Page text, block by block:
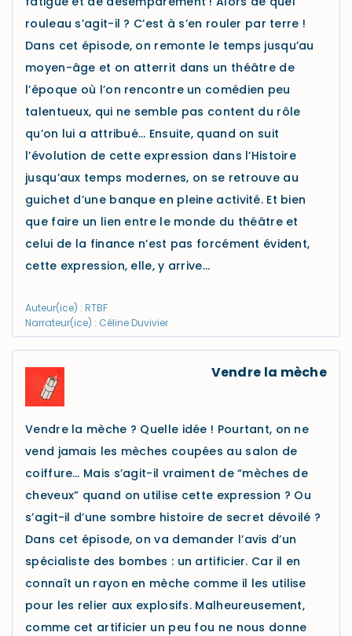
rouleau s’agit-il ? C’est à s’en rouler par terre !
Dans cet épisode, on remonte le temps jusqu’au
moyen-âge et on atterrit dans un théâtre de
l’époque où l’on rencontre un comédien peu
talentueux, qui ne semble pas content du rôle
qu’on lui a attribué… Ensuite, quand on suit
l’évolution de cette expression dans l’Histoire
jusqu’aux temps modernes, on se retrouve au
guichet d’une banque en pleine activité. Et bien
que faire un lien entre le monde du théâtre et
celui de la finance n’est pas forcément évident,
cette expression, elle, y arrive…
Auteur(ice) : RTBF
Narrateur(ice) : Céline Duvivier
Vendre la mèche
Vendre la mèche ? Quelle idée ! Pourtant, on ne
vend jamais les mèches coupées au salon de
coiffure… Mais s’agit-il vraiment de “mèches de
cheveux” quand on utilise cette expression ? Ou
s’agit-il d’une sombre histoire de secret dévoilé ?
Dans cet épisode, on va demander l’avis d’un
spécialiste des bombes : un artificier. Car il en
connaît un rayon en mèche comme il les utilise
pour les relier aux explosifs. Malheureusement,
comme cet artificier un peu fou ne nous donne